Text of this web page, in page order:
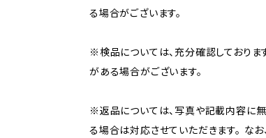
る場合がございます。
※検品については、充分確認しておりま
がある場合がございます。
※返品については、写真や記載内容に
る場合は対応させていただきます。 な